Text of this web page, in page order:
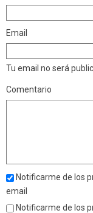
Email
Tu email no será
Comentario
Notificarme de los
email
Notificarme de los